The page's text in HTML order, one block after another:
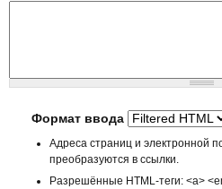
Формат ввода
Адреса страниц и электронной
преобразуются в ссылки.
Разрешённые HTML-теги: <a>